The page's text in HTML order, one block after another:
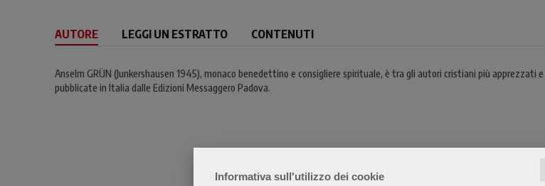
Informativa sull'utilizzo dei cookie
AUTORE LEGGI UN ESTRATTO CONTENUTI
Anselm GRÜN (Junkershausen 1945), monaco benedettino e consigliere spirituale, è tra gli autori cristiani più
pubblicate in Italia dalle Edizioni Messaggero Padova.